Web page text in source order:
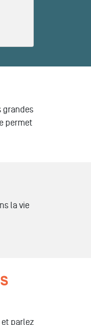
grandes
permet
la vie
parlez